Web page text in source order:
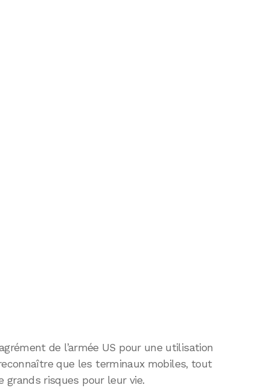
de l’armée US pour une utilisation
que les terminaux mobiles, tout
risques pour leur vie.